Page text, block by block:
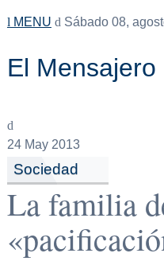
MENU Sábado 08,
El Mensajero
24May 2013
Sociedad
La familia